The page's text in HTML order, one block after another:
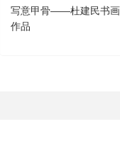
写意甲骨——杜建民书画
作品